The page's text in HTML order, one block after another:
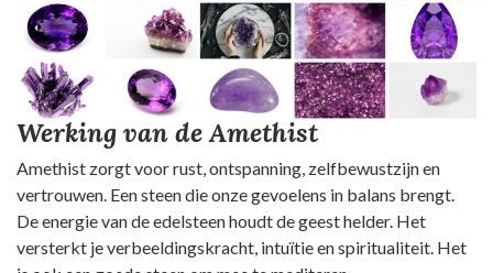
Werking van de Amethist
Amethist zorgt voor rust, ontspanning, zelfbewustzijn en
vertrouwen. Een steen die onze gevoelens in balans brengt.
De energie van de edelsteen houdt de geest helder. Het
versterkt je verbeeldingskracht, intuïtie en spiritualiteit. Het